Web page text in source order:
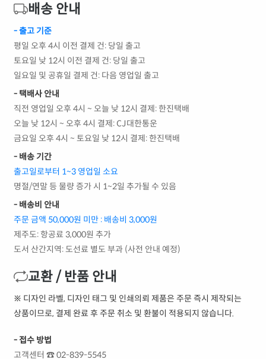
배송 안내
- 출고 기준
평일 오후 4시 이전 결제 건: 당일 출고
토요일 낮 12시 이전 결제 건: 당일 출고
일요일 및 공휴일 결제 건: 다음 영업일 출고
- 택배사 안내
직전 영업일 오후 4시 ~ 오늘 낮 12시 결제: 한진택배
오늘 낮 12시 ~ 오후 4시 결제: CJ대한통운
금요일 오후 4시 ~ 토요일 낮 12시 결제: 한진택배
- 배송 기간
출고일로부터 1~3 영업일 소요
명절/연말 등 물량 증가 시 1~2일 추가될 수 있음
- 배송비 안내
주문 금액 50,000원 미만 : 배송비 3,000원
제주도: 항공료 3,000원 추가
도서 산간지역: 도선료 별도 부과 (사전 안내 예정)
교환 / 반품 안내
※ 디자인 라벨, 디자인 태그 및 인쇄의뢰 제품은 주문 즉시 제작되는
상품이므로, 결제 완료 후 주문 취소 및 환불이 적용되지 않습니다.
- 접수 방법
고객센터 ☎ 02-839-5545